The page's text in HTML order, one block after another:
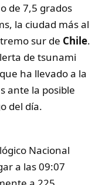
de 7,5 grados
la ciudad más al
sur de Chile.
de tsunami
ha llevado a la
ante la posible
del día.
Nacional
a las 09:07